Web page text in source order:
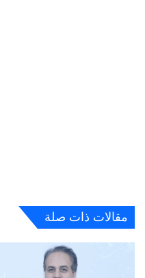
مقالات ذات صلة